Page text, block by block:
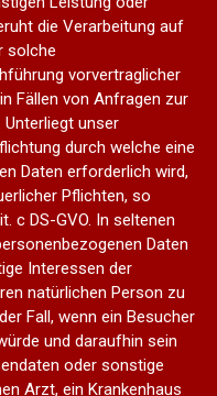
die Verarbeitung auf
solche
vorvertraglicher
Fällen von Anfragen zur
unser
durch welche eine
Daten erforderlich wird,
Pflichten, so
c DS-GVO. In seltenen
Daten
Interessen der
natürlichen Person zu
Fall, wenn ein Besucher
und daraufhin sein
oder sonstige
Arzt, ein Krankenhaus